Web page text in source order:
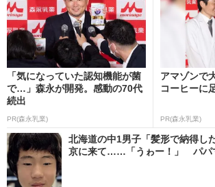
「気になっていた認知機能が菌
で…」森永が開発。感動の70代
続出
PR(森永乳業)
アマゾンで
コーヒーに
PR(森永乳業)
北海道の中1男子「髪形で納得し
京に来て……「うゎー！」 パパ